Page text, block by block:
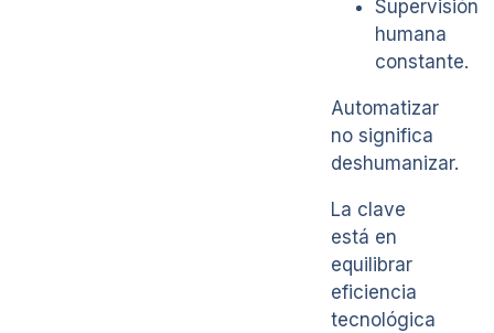
Supervisión
humana
constante.
Automatizar
no significa
deshumanizar.
La clave
está en
equilibrar
eficiencia
tecnológica